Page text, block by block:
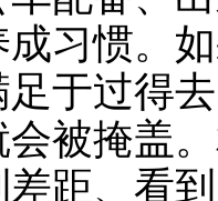
成习惯。
足于过得
会被掩盖
差距、看